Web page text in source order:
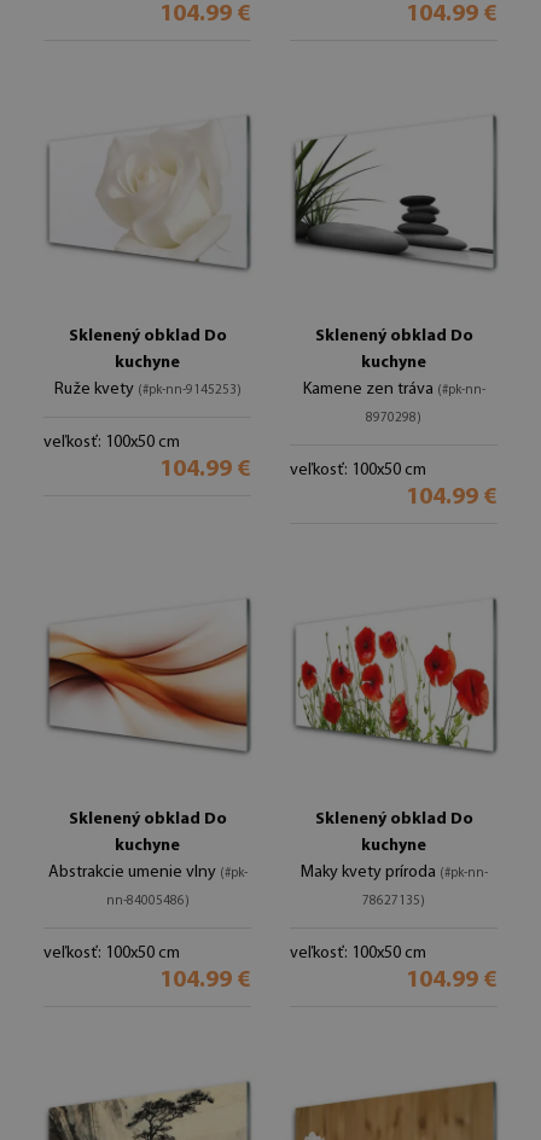
104.99 € 104.99 €
Sklenený obklad Do
kuchyne
Ruže kvety (#pk-nn-9145253)
veľkosť: 100x50 cm
104.99 €
Sklenený obklad Do
kuchyne
Kamene zen tráva (#pk-nn-
8970298)
veľkosť: 100x50 cm
104.99 €
Sklenený obklad Do
kuchyne
Abstrakcie umenie vlny (#pk-
nn-84005486)
veľkosť: 100x50 cm
104.99 €
Sklenený obklad Do
kuchyne
Maky kvety príroda (#pk-nn-
78627135)
veľkosť: 100x50 cm
104.99 €